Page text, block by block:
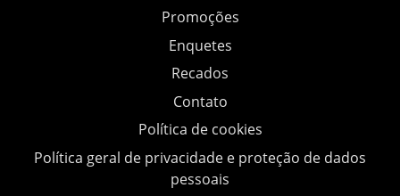
Promoções
Enquetes
Recados
Contato
Política de cookies
Política geral de privacidade e proteção de dados
pessoais